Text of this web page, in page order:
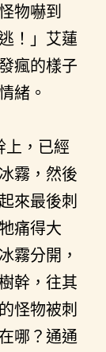
物嚇到
！」艾蓮
瘋的樣子
緒。
，已經
霧，然後
來最後刺
痛得大
霧分開，
幹，往其
怪物被刺
哪？通通